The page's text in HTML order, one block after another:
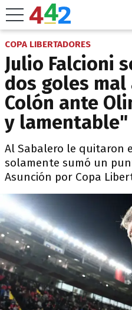
COPA LIBERTADORES
Julio Falcioni
dos goles mal
Colón ante
y lamentable"
Al Sabalero le quitaron
solamente sumó un
Asunción por Copa